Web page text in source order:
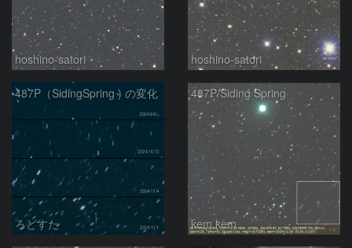
hoshino-satori hoshino-satori
487P（SidingSpring ) の変化
ろどすた
487P/Siding Spring
kem.kem